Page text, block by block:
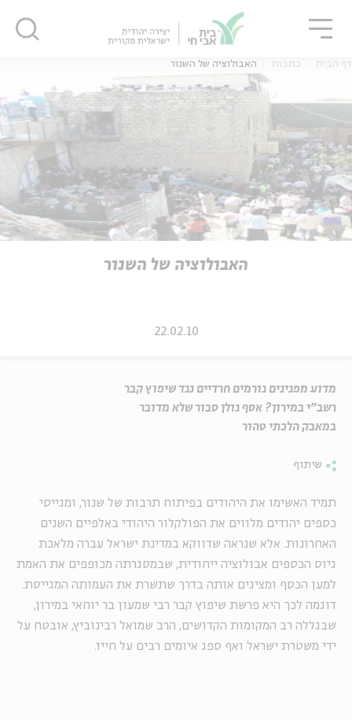
נוער
אנגלית
דף הבית כתבות האבולוציה של השנור
האבולוציה של השנור
22.02.10
מדוע מפגינים גורמים חרדיים נגד שיפוץ קבר
רשב"י במירון? אסף גולן סבור שלא מדובר
במאבק הלכתי טהור
שיתוף
תמיד האשימו את היהודים בפיתוח תרבות של שנור, ומגייסי
כספים יהודים מלווים את הפולקלור היהודי באלפיים השנים
האחרונות. אלא שנראה שדווקא במדינת ישראל עברה מלאכת
גיוס הכספים אבולוציה ייחודית, שבמסגרתה מכופפים את האמת
למען הכסף ומציגים אותה בדרך שתשרת את העמותה המגייסת.
דוגמה לכך היא פרשת שיפוץ קבר רבי שמעון בר יוחאי במירון,
שבגללה רב המקומות הקדושים, הרב שמואל רבינוביץ, אובטח על
ידי משטרת ישראל ואף ספג איומים רבים על חייו.
סגור